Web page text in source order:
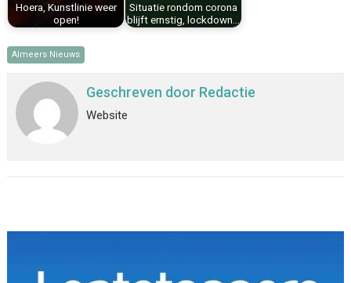
Hoera, Kunstlinie weer
open!
Situatie rondom corona
blijft ernstig, lockdown…
Almeers Nieuws
Geschreven door Redactie
Website